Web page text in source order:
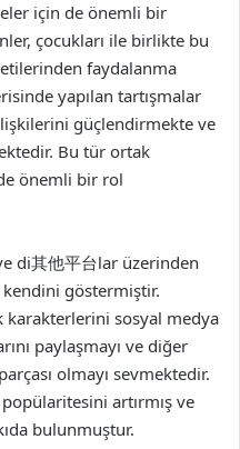
için de önemli bir
çocukları ile birlikte bu
faydalanma
yapılan tartışmalar
güçlendirmekte ve
Bu tür ortak
önemli bir rol
di其他平台lar üzerinden
göstermiştir.
karakterlerini sosyal medya
paylaşmayı ve diğer
olmayı sevmektedir.
artırmış ve
bulunmuştur.